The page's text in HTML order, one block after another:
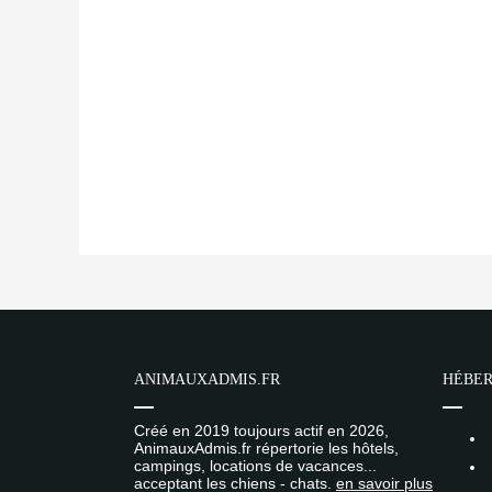
ANIMAUXADMIS.FR
Créé en 2019 toujours actif en 2026,
AnimauxAdmis.fr répertorie les hôtels,
campings, locations de vacances...
acceptant les chiens - chats. en savoir plus